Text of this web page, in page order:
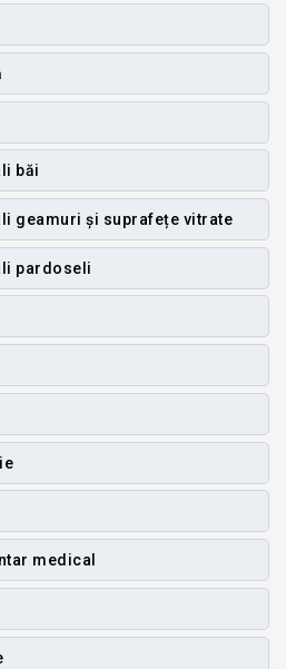
băi
geamuri și suprafețe vitrate
pardoseli
medical